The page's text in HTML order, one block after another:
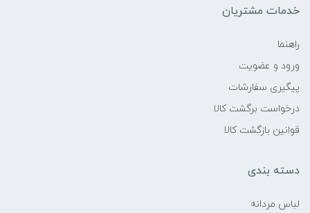
خدمات مشتریان
راهنما
ورود و عضویت
پیگیری سفارشات
درخواست برگشت کالا
قوانین بازگشت کالا
دسته بندی
لباس مردانه